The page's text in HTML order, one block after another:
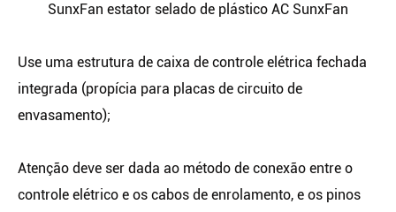
SunxFan estator selado de plástico AC SunxFan
Use uma estrutura de caixa de controle elétrica fechada
integrada (propícia para placas de circuito de
envasamento);
Atenção deve ser dada ao método de conexão entre o
controle elétrico e os cabos de enrolamento, e os pinos